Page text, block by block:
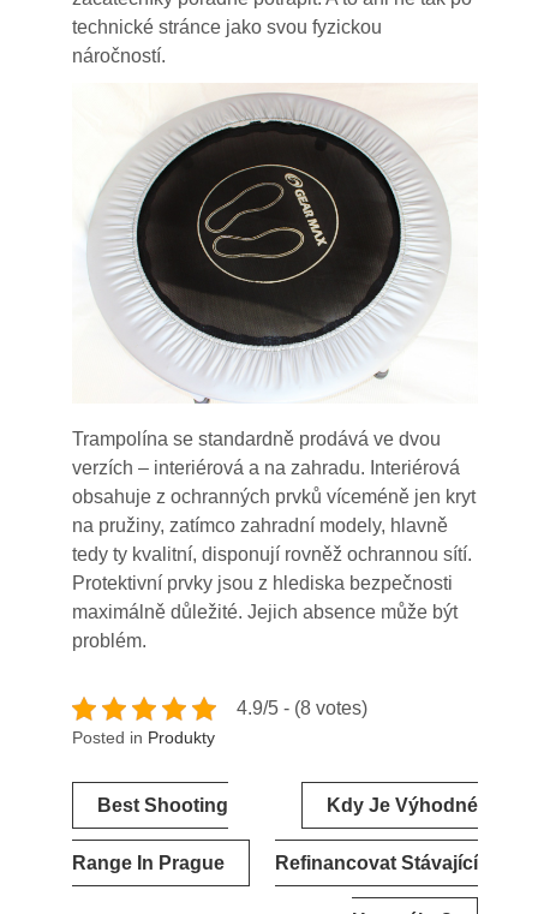
technické stránce jako svou fyzickou
náročností.
Trampolína se standardně prodává ve dvou
verzích – interiérová a na zahradu. Interiérová
obsahuje z ochranných prvků víceméně jen kryt
na pružiny, zatímco zahradní modely, hlavně
tedy ty kvalitní, disponují rovněž ochrannou sítí.
Protektivní prvky jsou z hlediska bezpečnosti
maximálně důležité. Jejich absence může být
problém.
4.9/5 - (8 votes)
Posted in Produkty
Navigace
pro
příspěvek
Best Shooting
Range In Prague
Kdy Je Výhodné
Refinancovat Stávající